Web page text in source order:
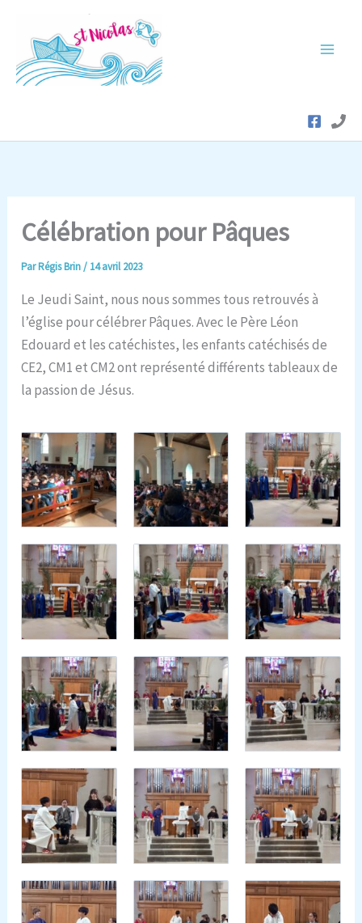
contenu
Célébration pour Pâques
ParRégis Brin/ 14 avril 2023
Le Jeudi Saint, nous nous sommes tous retrouvés à
l’église pour célébrer Pâques. Avec le Père Léon
Edouard et les catéchistes, les enfants catéchisés de
CE2, CM1 et CM2 ont représenté différents tableaux de
la passion de Jésus.